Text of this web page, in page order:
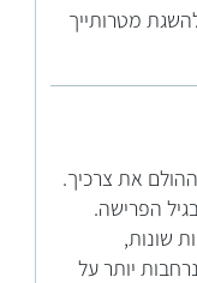
מטרותייך
את צרכיך.
הפרישה.
שונות,
יותר על